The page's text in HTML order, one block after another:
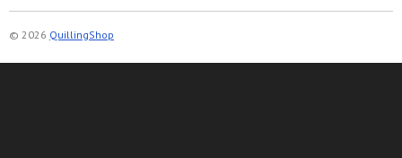
© 2026 QuillingShop